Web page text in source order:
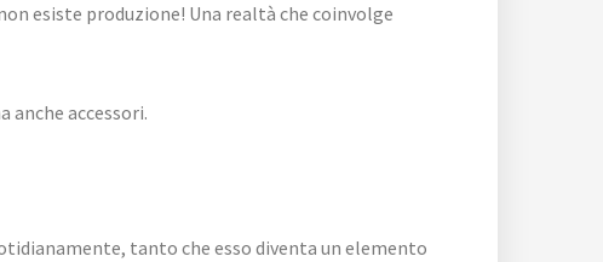
esiste produzione! Una realtà che coinvolge
anche accessori.
tanto che esso diventa un elemento